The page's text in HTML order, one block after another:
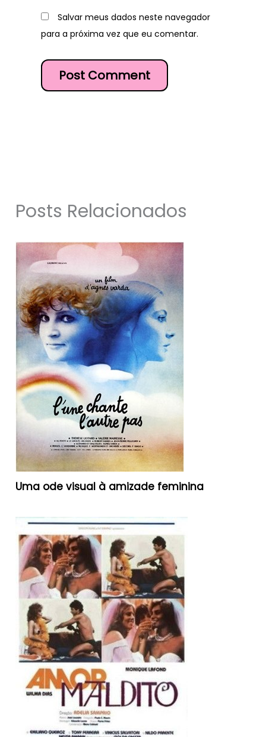
Salvar meus dados neste navegador
para a próxima vez que eu comentar.
Posts Relacionados
Uma ode visual à amizade feminina